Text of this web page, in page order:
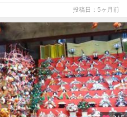
投稿日：5ヶ月前